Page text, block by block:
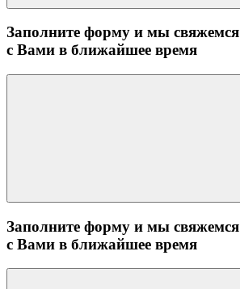
Заполните форму и мы свяжемся
с Вами в ближайшее время
Заполните форму и мы свяжемся
с Вами в ближайшее время